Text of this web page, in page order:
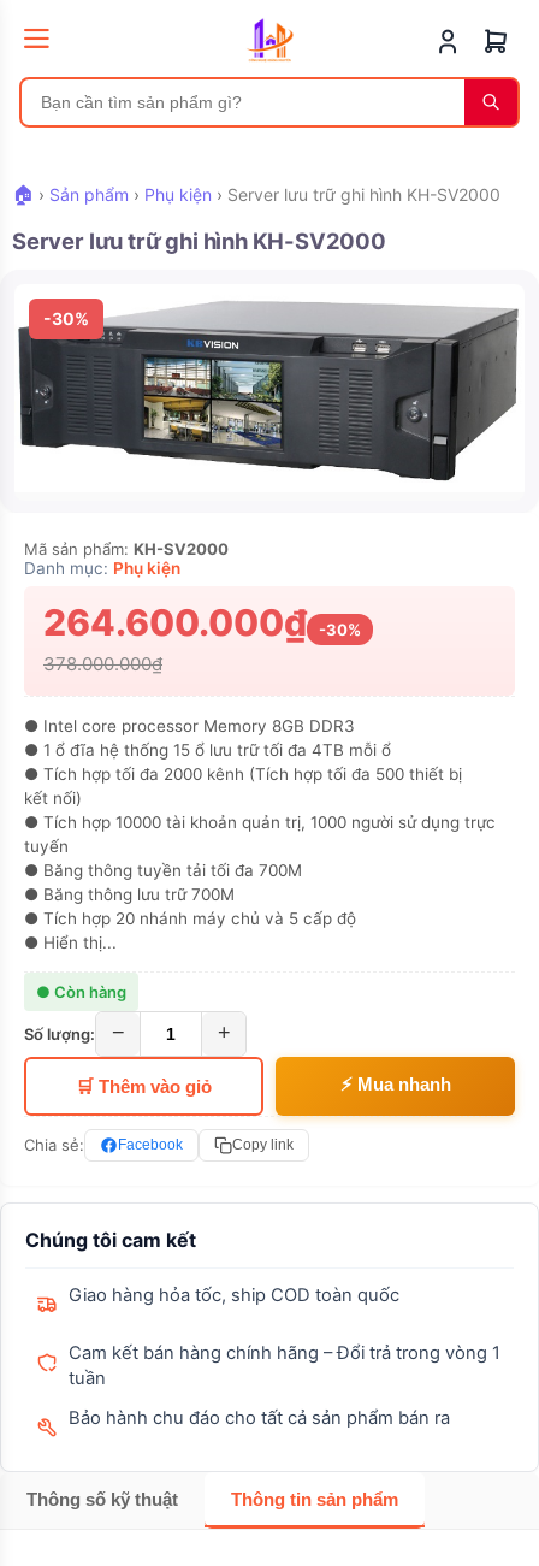
🏠 › Sản phẩm › Phụ kiện › Server lưu trữ ghi hình KH-SV2000
Server lưu trữ ghi hình KH-SV2000
-30%
Chúng tôi cam kết
Giao hàng hỏa tốc, ship COD toàn quốc
Cam kết bán hàng chính hãng – Đổi trả trong vòng 1
tuần
Bảo hành chu đáo cho tất cả sản phẩm bán ra
Thông số kỹ thuật Thông tin sản phẩm
Mã sản phẩm: KH-SV2000
Danh mục: Phụ kiện
264.600.000₫ -30%
378.000.000₫
● Intel core processor Memory 8GB DDR3
● 1 ổ đĩa hệ thống 15 ổ lưu trữ tối đa 4TB mỗi ổ
● Tích hợp tối đa 2000 kênh (Tích hợp tối đa 500 thiết bị
kết nối)
● Tích hợp 10000 tài khoản quản trị, 1000 người sử dụng trực
tuyến
● Băng thông tuyền tải tối đa 700M
● Băng thông lưu trữ 700M
● Tích hợp 20 nhánh máy chủ và 5 cấp độ
● Hiển thị...
● Còn hàng
Số lượng: − +
🛒 Thêm vào giỏ ⚡ Mua nhanh
Chia sẻ: Facebook Copy link